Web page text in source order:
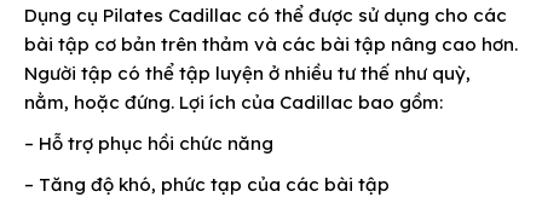
Dụng cụ Pilates Cadillac có thể được sử dụng cho các
bài tập cơ bản trên thảm và các bài tập nâng cao hơn.
Người tập có thể tập luyện ở nhiều tư thế như quỳ,
nằm, hoặc đứng. Lợi ích của Cadillac bao gồm:
– Hỗ trợ phục hồi chức năng
– Tăng độ khó, phức tạp của các bài tập